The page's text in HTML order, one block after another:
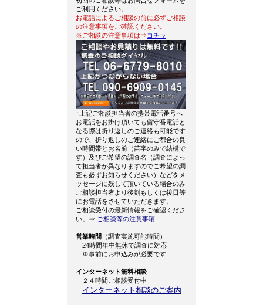
ご利用ください。
お電話によるご相談の前に必ずご相談
の注意事項をご確認ください。
※ご相談の注意事項は⇒ コチラ
↑上記ご相談担当者の携帯電話番号へ
お電話をお掛け頂いても留守番電話と
なる際は折り返しのご連絡も可能です
ので、折り返しのご連絡にご都合の良
い時間帯とお名前（苗字のみで結構で
す）及びご希望の調査名（調査によっ
て担当者が異なりますのでご希望の調
査も必ずお知らせください）などをメ
ッセージに残して頂いている場合のみ
ご相談担当者より後刻もしくは後日等
にお電話をさせていただきます。
ご相談受付の最新情報をご確認くださ
い。⇒ ご相談等の注意事項
営業時間 （調査実施可能時間）
24時間年中無休で調査に対応
※事前にお申込みが必要です
インターネット無料相談
２４時間ご相談受付中
インターネット相談のご案内